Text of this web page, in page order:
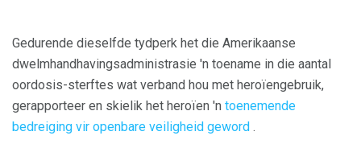
Gedurende dieselfde tydperk het die Amerikaanse
dwelmhandhavingsadministrasie 'n toename in die aantal
oordosis-sterftes wat verband hou met heroïengebruik,
gerapporteer en skielik het heroïen 'n toenemende
bedreiging vir openbare veiligheid geword .